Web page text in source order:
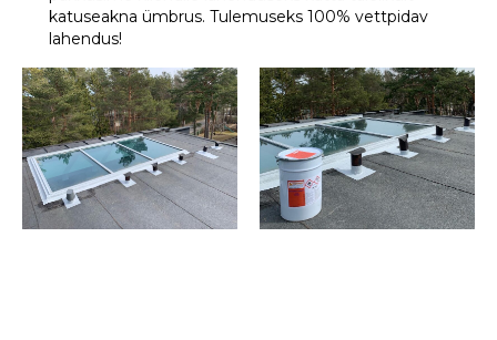
katuseakna ümbrus. Tulemuseks 100% vettpidav
lahendus!